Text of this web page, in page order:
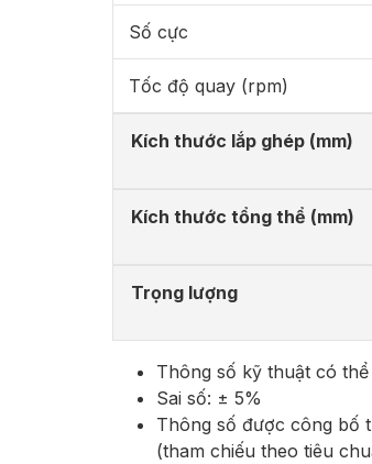
Số cực
Tốc độ quay (rpm)
Kích thước lắp ghép (mm)
Kích thước tổng thể (mm)
Trọng lượng
Thông số kỹ thuật có
Sai số: ± 5%
Thông số được công bố
(tham chiếu theo tiêu